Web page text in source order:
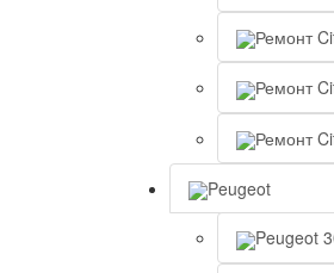
Ремонт
Ремонт
Ремонт
Peugeot
Peugeot